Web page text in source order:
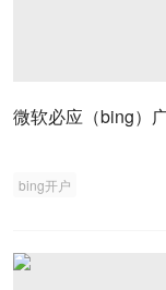
微软必应（bing）
bing开户